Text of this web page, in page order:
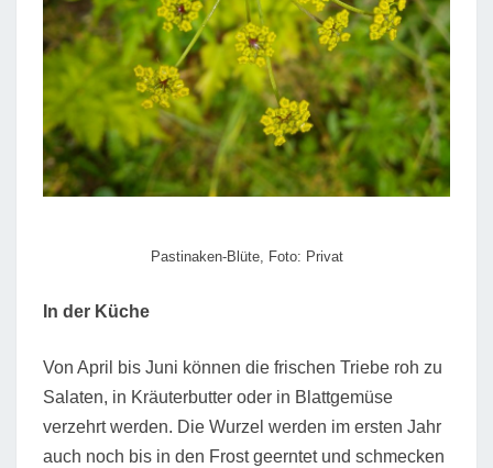
Pastinaken-Blüte, Foto: Privat
In der Küche
Von April bis Juni können die frischen Triebe roh zu
Salaten, in Kräuterbutter oder in Blattgemüse
verzehrt werden. Die Wurzel werden im ersten Jahr
auch noch bis in den Frost geerntet und schmecken